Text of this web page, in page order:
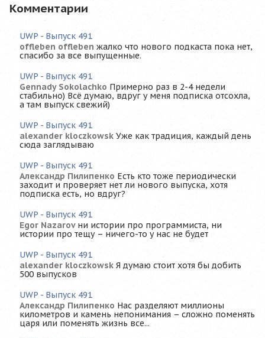
Комментарии
UWP - Выпуск 491
offleben offleben жалко что нового подкаста пока нет,
спасибо за все выпущенные.
UWP - Выпуск 491
Gennady Sokolachko Примерно раз в 2-4 недели
стабильно) Всё думаю, вдруг у меня подписка отсохла,
а там выпуск свежий)
UWP - Выпуск 491
alexander kloczkowsk Уже как традиция, каждый день
сюда заглядываю
UWP - Выпуск 491
Александр Пилипенко Есть кто тоже периодически
заходит и проверяет нет ли нового выпуска, хотя
подписка есть, но вдруг?
UWP - Выпуск 491
Egor Nazarov ни истории про программиста, ни
истории про тещу – ничего-то у нас не будет
UWP - Выпуск 491
alexander kloczkowsk Я думаю стоит хотя бы добить
500 выпусков
UWP - Выпуск 491
Александр Пилипенко Нас разделяют миллионы
километров и камень непонимания – сложно поменять
царя или поменять жизнь все...